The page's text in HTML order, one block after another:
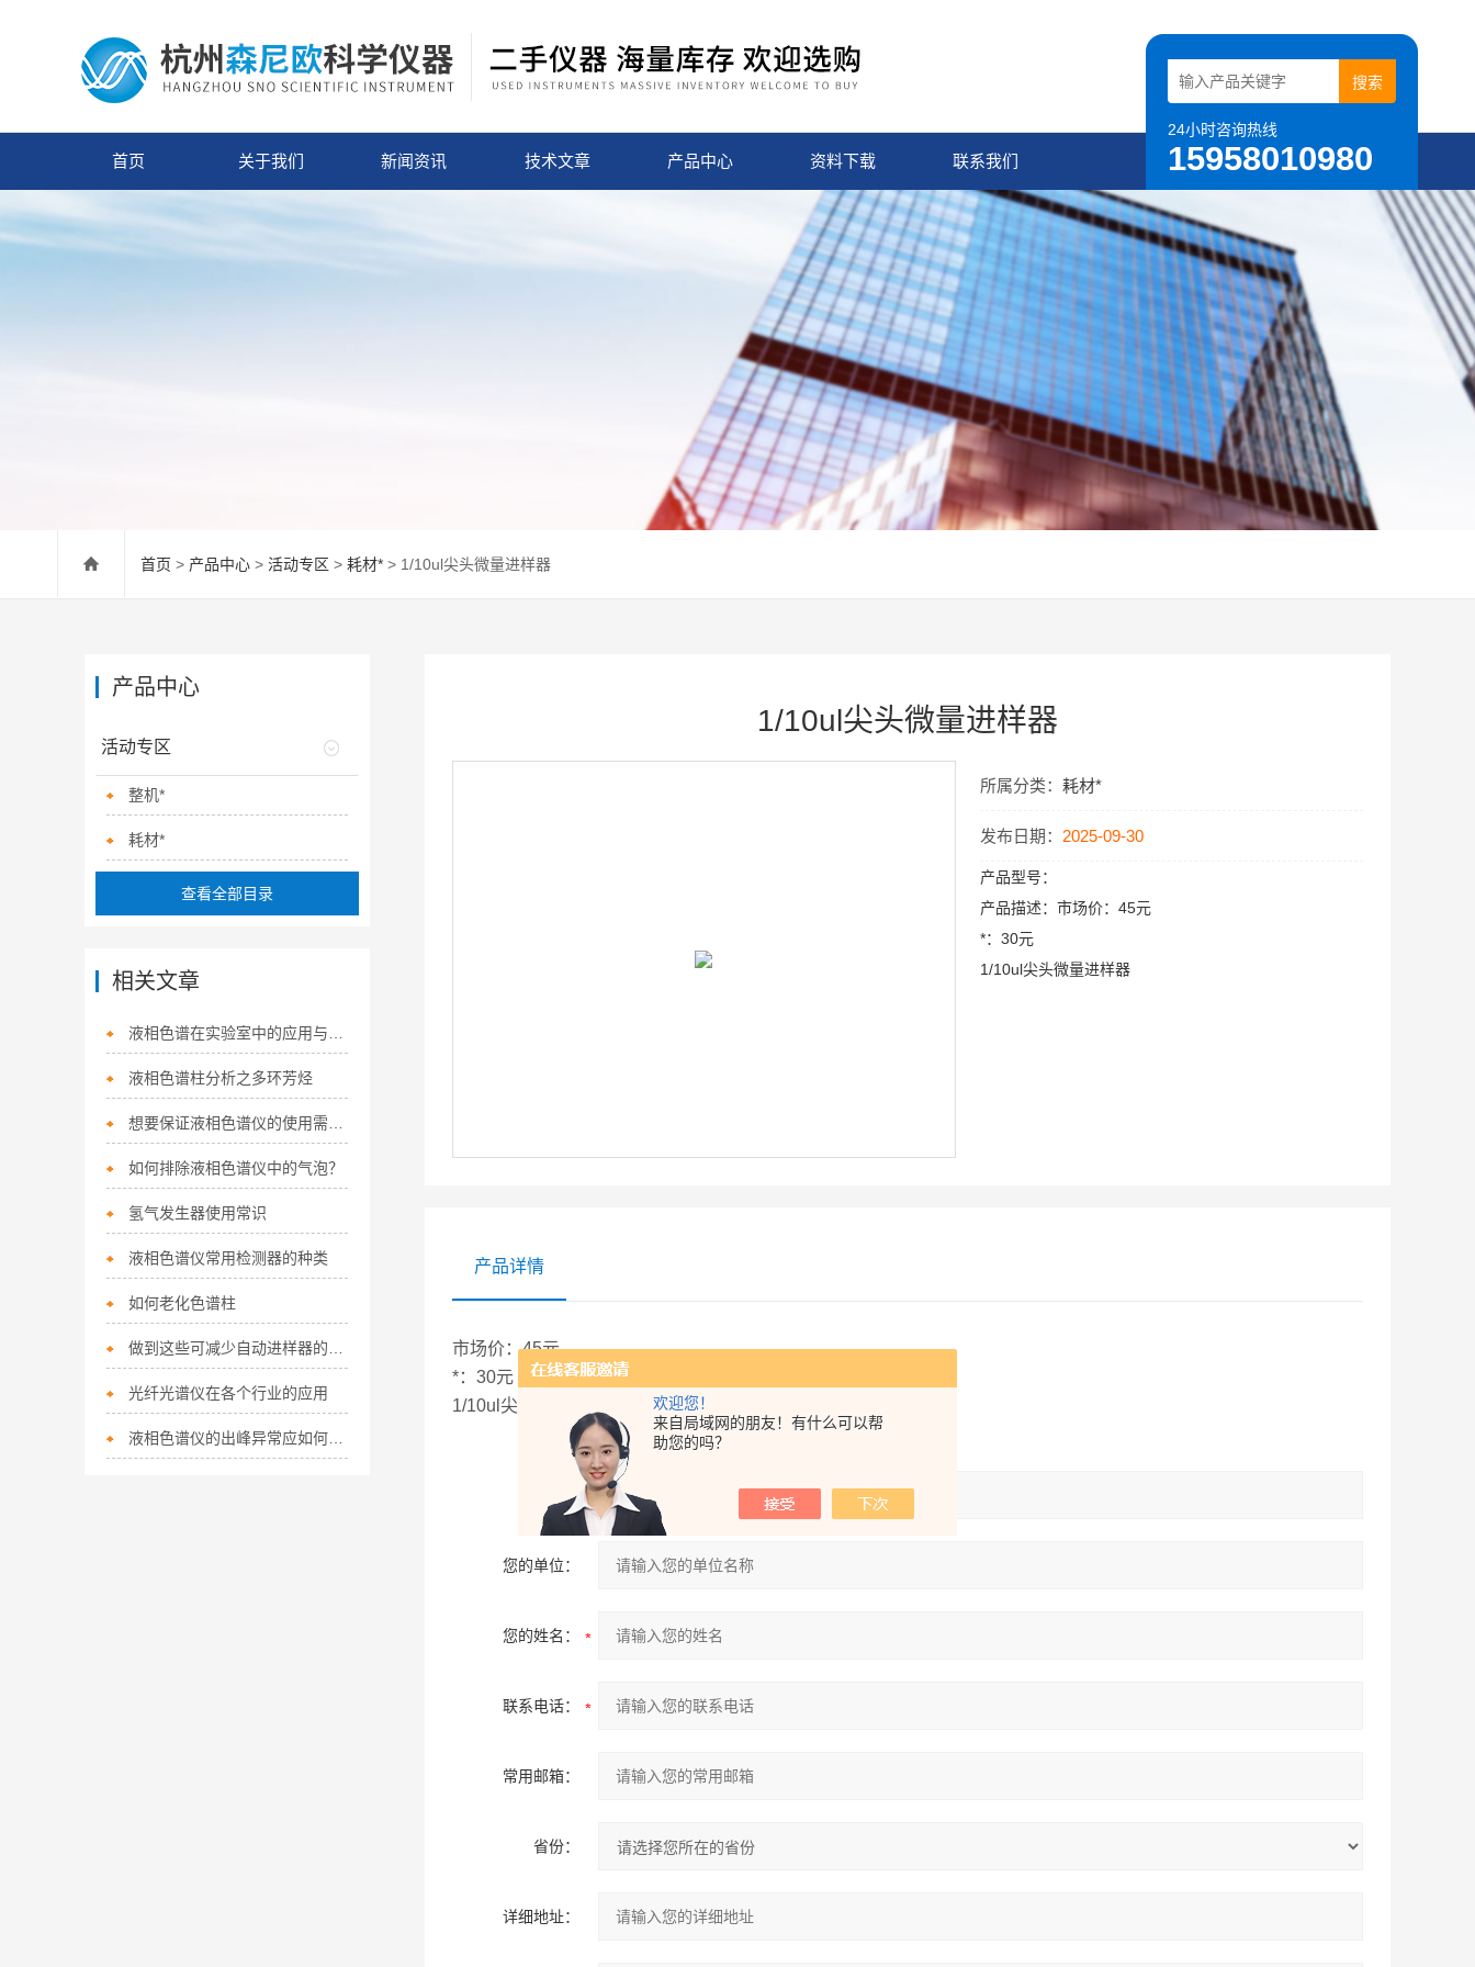
欢迎您！
来自局域网的朋友！有什么可以帮
助您的吗？
24小时咨询热线
15958010980
首页 关于我们 新闻资讯 技术文章 产品中心 资料下载 联系我们
首页 > 产品中心 > 活动专区 > 耗材* > 1/10ul尖头微量进样器
1/10ul尖头微量进样器
所属分类：耗材*
发布日期： 2025-09-30
产品型号：
产品描述：市场价：45元
*：30元
1/10ul尖头微量进样器
产品详情
市场价：45元
*：30元
1/10ul尖头微量进样器
产品：
您的单位：
您的姓名：
联系电话：
常用邮箱：
省份：
详细地址：
产品中心
活动专区
整机*
耗材*
查看全部目录
相关文章
液相色谱柱分析之多环芳烃
如何排除液相色谱仪中的气泡？
氢气发生器使用常识
液相色谱仪常用检测器的种类
如何老化色谱柱
光纤光谱仪在各个行业的应用